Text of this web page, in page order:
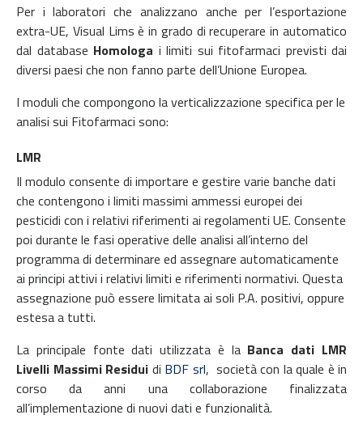
Per i laboratori che analizzano anche per l’esportazione
extra-UE, Visual Lims è in grado di recuperare in automatico
dal database Homologa i limiti sui fitofarmaci previsti dai
diversi paesi che non fanno parte dell’Unione Europea.
I moduli che compongono la verticalizzazione specifica per le
analisi sui Fitofarmaci sono:
LMR
Il modulo consente di importare e gestire varie banche dati
che contengono i limiti massimi ammessi europei dei
pesticidi con i relativi riferimenti ai regolamenti UE. Consente
poi durante le fasi operative delle analisi all’interno del
programma di determinare ed assegnare automaticamente
ai principi attivi i relativi limiti e riferimenti normativi. Questa
assegnazione può essere limitata ai soli P.A. positivi, oppure
estesa a tutti.
La principale fonte dati utilizzata è la Banca dati LMR
Livelli Massimi Residui di BDF srl, società con la quale è in
corso da anni una collaborazione finalizzata
all’implementazione di nuovi dati e funzionalità.